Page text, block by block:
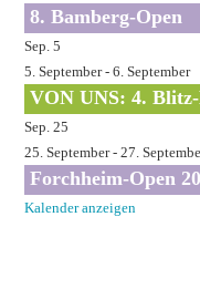
8. Bamberg-Open
Sep.5
5. September-6. September
VON UNS: 4.
Sep.25
25. September-27.
Forchheim-Open
Kalender anzeigen